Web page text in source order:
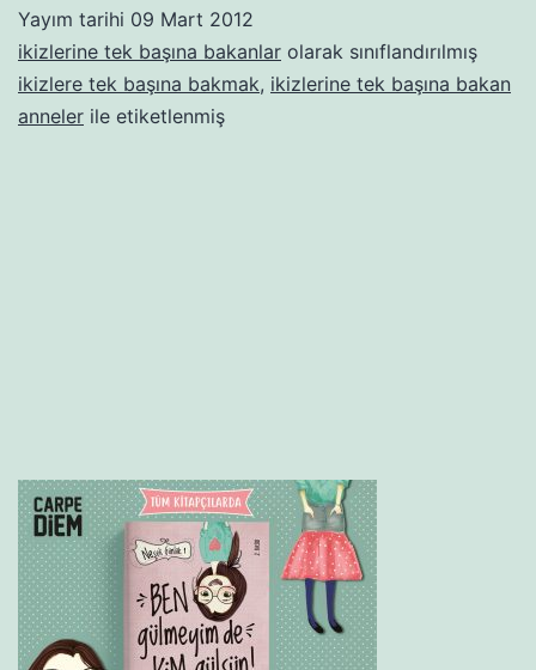
Yayım tarihi 09 Mart 2012
ikizlerine tek başına bakanlar olarak sınıflandırılmış
ikizlere tek başına bakmak, ikizlerine tek başına bakan
anneler ile etiketlenmiş